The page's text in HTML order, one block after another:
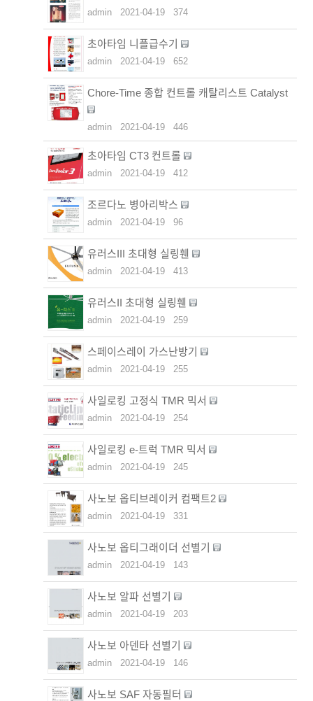
admin 2021-04-19 374
초아타임 니플급수기
admin 2021-04-19 652
Chore-Time 종합 컨트롤 캐탈리스트 Catalyst
admin 2021-04-19 446
초아타임 CT3 컨트롤
admin 2021-04-19 412
조르다노 병아리박스
admin 2021-04-19 96
유러스III 초대형 실링휀
admin 2021-04-19 413
유러스II 초대형 실링휀
admin 2021-04-19 259
스페이스레이 가스난방기
admin 2021-04-19 255
사일로킹 고정식 TMR 믹서
admin 2021-04-19 254
사일로킹 e-트럭 TMR 믹서
admin 2021-04-19 245
사노보 옵티브레이커 컴팩트2
admin 2021-04-19 331
사노보 옵티그래이더 선별기
admin 2021-04-19 143
사노보 알파 선별기
admin 2021-04-19 203
사노보 아덴타 선별기
admin 2021-04-19 146
사노보 SAF 자동필터